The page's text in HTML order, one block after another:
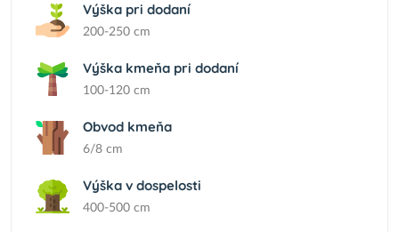
Výška pri dodaní
200-250 cm
Výška kmeňa pri dodaní
100-120 cm
Obvod kmeňa
6/8 cm
Výška v dospelosti
400-500 cm